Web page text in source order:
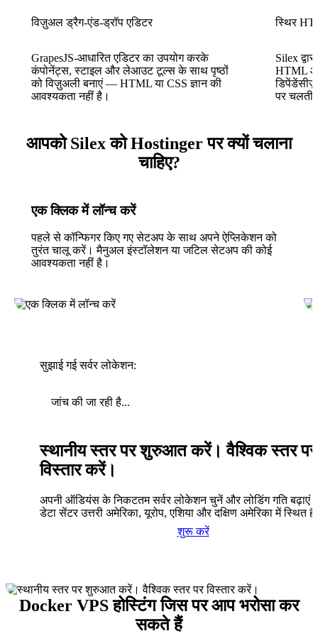
विज़ुअल ड्रैग-एंड-ड्रॉप एडिटर
GrapesJS-आधारित एडिटर का उपयोग करके
कंपोनेंट्स, स्टाइल और लेआउट टूल्स के साथ पृष्ठों
को विज़ुअली बनाएं — HTML या CSS ज्ञान की
आवश्यकता नहीं है।
स्थिर
Silex
HTML
डिपेंडेंसीज़
पर चलती
आपको Silex को Hostinger पर क्यों चलाना
चाहिए?
एक क्लिक में लॉन्च करें
पहले से कॉन्फिगर किए गए सेटअप के साथ अपने ऐप्लिकेशन को
तुरंत चालू करें। मैनुअल इंस्टॉलेशन या जटिल सेटअप की कोई
आवश्यकता नहीं है।
सुझाई गई सर्वर लोकेशन:
जांच की जा रही है...
स्थानीय स्तर पर शुरुआत करें। वैश्विक स्तर पर
विस्तार करें।
अपनी ऑडियंस के निकटतम सर्वर लोकेशन चुनें और लोडिंग गति बढ़ाएं।
डेटा सेंटर उत्तरी अमेरिका, यूरोप, एशिया और दक्षिण अमेरिका में स्थित
शुरू करें
Docker VPS होस्टिंग जिस पर आप भरोसा कर
सकते हैं